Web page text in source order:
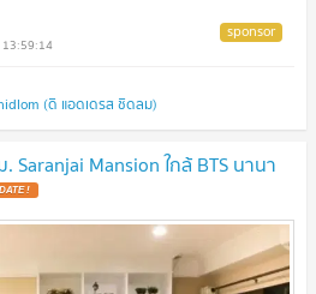
(ดิ แอดเดรส ชิดลม)
Mansion ใกล้ BTS นานา